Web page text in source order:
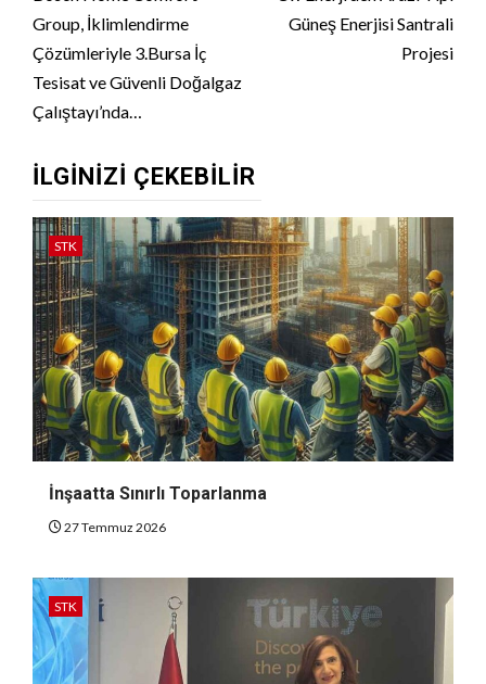
Group, İklimlendirme
Çözümleriyle 3.Bursa İç
Tesisat ve Güvenli Doğalgaz
Çalıştayı’nda…
Güneş Enerjisi Santrali
Projesi
İLGINIZI ÇEKEBILIR
STK
İnşaatta Sınırlı Toparlanma
27 Temmuz 2026
STK